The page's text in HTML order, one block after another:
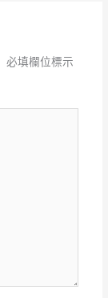
必填欄位標示